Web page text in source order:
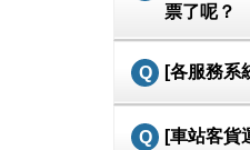
票了呢？
[各服務系
[車站客貨